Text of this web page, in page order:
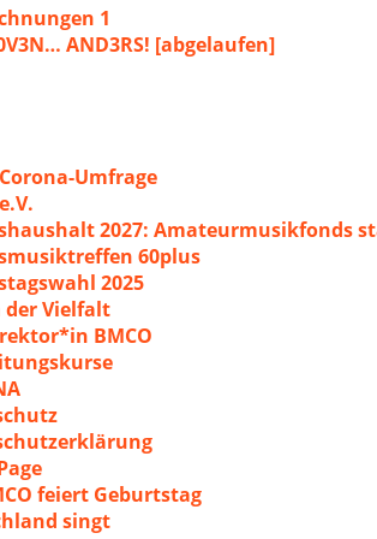
1
AND3RS! [abgelaufen]
Umfrage
2027: Amateurmusikfonds
60plus
2025
der Vielfalt
BMCO
feiert Geburtstag
singt